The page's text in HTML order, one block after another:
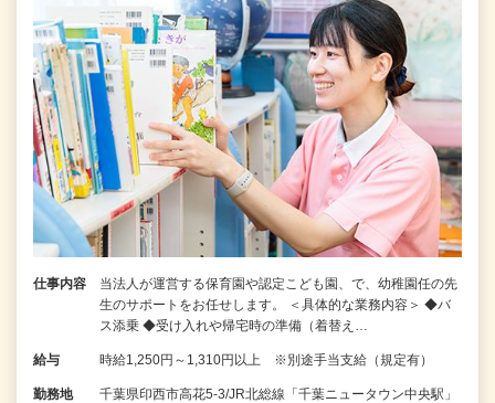
仕事内容
当法人が運営する保育園や認定こども園、で、幼稚園任の先
生のサポートをお任せします。 ＜具体的な業務内容＞ ◆バ
ス添乗 ◆受け入れや帰宅時の準備（着替え…
給与 時給1,250円～1,310円以上 ※別途手当支給（規定有）
勤務地
千葉県印西市高花5-3/JR北総線「千葉ニュータウン中央駅」